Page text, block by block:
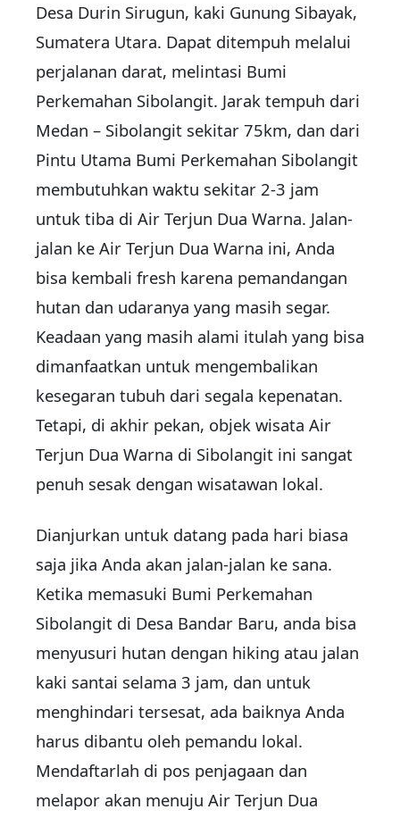
Desa Durin Sirugun, kaki Gunung Sibayak,
Sumatera Utara. Dapat ditempuh melalui
perjalanan darat, melintasi Bumi
Perkemahan Sibolangit. Jarak tempuh dari
Medan – Sibolangit sekitar 75km, dan dari
Pintu Utama Bumi Perkemahan Sibolangit
membutuhkan waktu sekitar 2-3 jam
untuk tiba di Air Terjun Dua Warna. Jalan-
jalan ke Air Terjun Dua Warna ini, Anda
bisa kembali fresh karena pemandangan
hutan dan udaranya yang masih segar.
Keadaan yang masih alami itulah yang bisa
dimanfaatkan untuk mengembalikan
kesegaran tubuh dari segala kepenatan.
Tetapi, di akhir pekan, objek wisata Air
Terjun Dua Warna di Sibolangit ini sangat
penuh sesak dengan wisatawan lokal.
Dianjurkan untuk datang pada hari biasa
saja jika Anda akan jalan-jalan ke sana.
Ketika memasuki Bumi Perkemahan
Sibolangit di Desa Bandar Baru, anda bisa
menyusuri hutan dengan hiking atau jalan
kaki santai selama 3 jam, dan untuk
menghindari tersesat, ada baiknya Anda
harus dibantu oleh pemandu lokal.
Mendaftarlah di pos penjagaan dan
melapor akan menuju Air Terjun Dua